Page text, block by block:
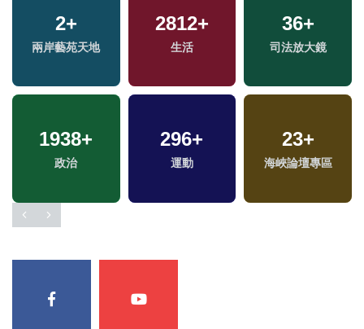
2+
兩岸藝苑天地
2812+
生活
36+
司法放大鏡
1938+
政治
296+
運動
23+
海峽論壇專區